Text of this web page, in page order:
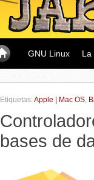
GNU Linux La
Etiquetas:Apple | Mac OS,
bases de